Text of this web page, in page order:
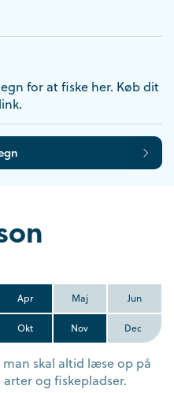
for at fiske her. Køb dit
Apr Maj Jun
Okt Nov Dec
skal altid læse op på
og fiskepladser.